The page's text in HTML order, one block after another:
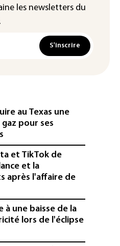
les newsletters du
S'inscrire
au Texas une
pour ses
et TikTok de
et la
après l'affaire de
à une baisse de la
lors de l'éclipse